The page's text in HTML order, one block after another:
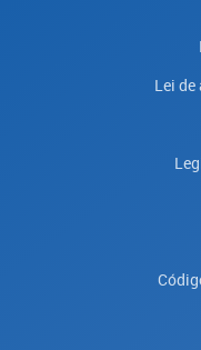
Lei